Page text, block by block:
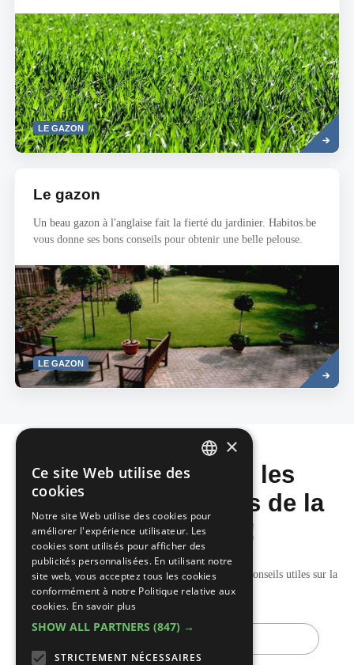
LE GAZON
Read
more
Le gazon
Un beau gazon à l'anglaise fait la fierté du jardinier. Habitos.be
vous donne ses bons conseils pour obtenir une belle pelouse.
LE GAZON
Read
more
Ne manquez pas les
dernières nouvelles de la
construction!
Recevez nos mises à jour hebdomadaires pleines de conseils utiles sur la
construction et la rénovation.
E-
×
Ce site Web utilise des
cookies
Notre site Web utilise des cookies pour
améliorer l'expérience utilisateur. Les
cookies sont utilisés pour afficher des
publicités personnalisées. En utilisant notre
site web, vous acceptez tous les cookies
conformément à notre Politique relative aux
cookies. En savoir plus
SHOW ALL PARTNERS (847) →
STRICTEMENT NÉCESSAIRES